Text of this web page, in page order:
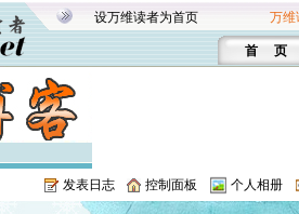
设万维读者为首页 万维
首 页
发表日志 控制面板 个人相册